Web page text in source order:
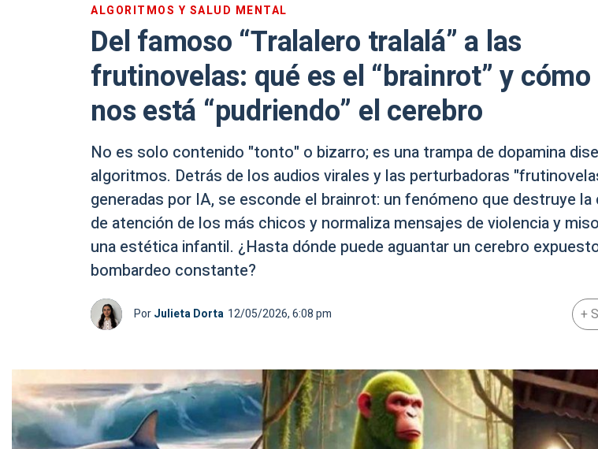
ALGORITMOS Y SALUD MENTAL
Del famoso “Tralalero tralalá” a las
frutinovelas: qué es el “brainrot” y
nos está “pudriendo” el cerebro
No es solo contenido "tonto" o bizarro; es una trampa de dopamina
algoritmos. Detrás de los audios virales y las perturbadoras
generadas por IA, se esconde el brainrot: un fenómeno que destruye la
de atención de los más chicos y normaliza mensajes de violencia y
una estética infantil. ¿Hasta dónde puede aguantar un cerebro
bombardeo constante?
PorJulieta Dorta 12/05/2026, 6:08 pm +